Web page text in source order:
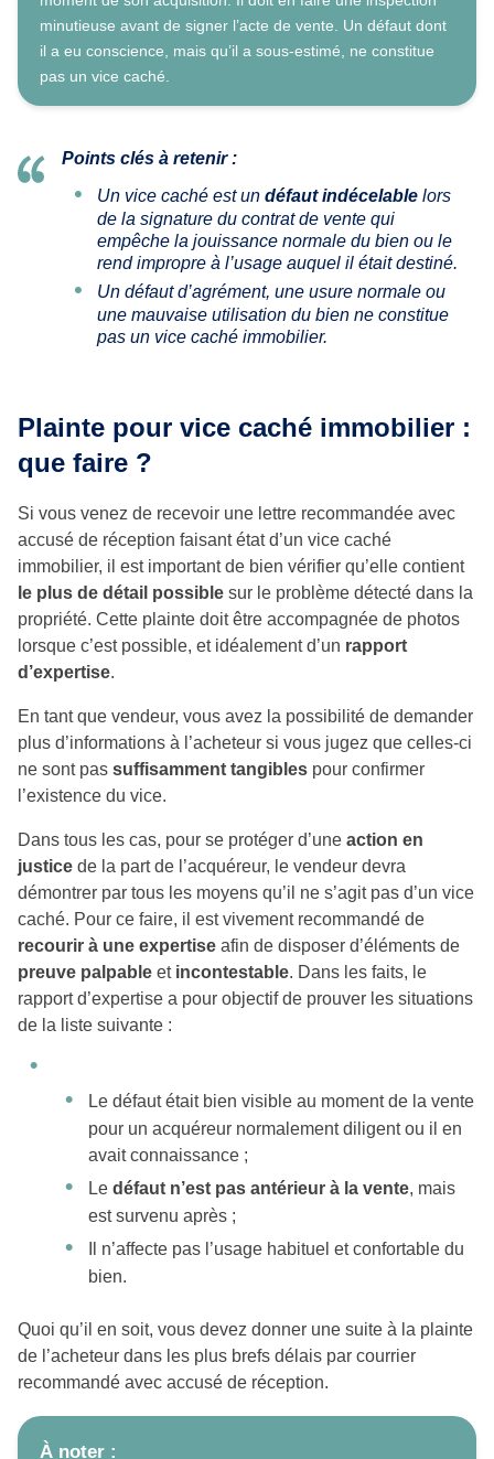
minutieuse avant de signer l’acte de vente. Un défaut dont
il a eu conscience, mais qu’il a sous-estimé, ne constitue
pas un vice caché.
Points clés à retenir :
Un vice caché est un défaut indécelable lors
de la signature du contrat de vente qui
empêche la jouissance normale du bien ou le
rend impropre à l’usage auquel il était destiné.
Un défaut d’agrément, une usure normale ou
une mauvaise utilisation du bien ne constitue
pas un vice caché immobilier.
Plainte pour vice caché immobilier :
que faire ?
Si vous venez de recevoir une lettre recommandée avec
accusé de réception faisant état d’un vice caché
immobilier, il est important de bien vérifier qu’elle contient
le plus de détail possible sur le problème détecté dans la
propriété. Cette plainte doit être accompagnée de photos
lorsque c’est possible, et idéalement d’un rapport
d’expertise.
En tant que vendeur, vous avez la possibilité de demander
plus d’informations à l’acheteur si vous jugez que celles-ci
ne sont pas suffisamment tangibles pour confirmer
l’existence du vice.
Dans tous les cas, pour se protéger d’une action en
justice de la part de l’acquéreur, le vendeur devra
démontrer par tous les moyens qu’il ne s’agit pas d’un vice
caché. Pour ce faire, il est vivement recommandé de
recourir à une expertise afin de disposer d’éléments de
preuve palpable etincontestable. Dans les faits, le
rapport d’expertise a pour objectif de prouver les situations
de la liste suivante :
Le défaut était bien visible au moment de la vente
pour un acquéreur normalement diligent ou il en
avait connaissance ;
Le défaut n’est pas antérieur à la vente, mais
est survenu après ;
Il n’affecte pas l’usage habituel et confortable du
bien.
Quoi qu’il en soit, vous devez donner une suite à la plainte
de l’acheteur dans les plus brefs délais par courrier
recommandé avec accusé de réception.
À noter :